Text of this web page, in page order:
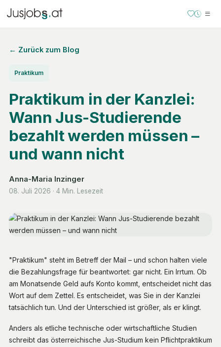
← Zurück zum Blog
Praktikum
Praktikum in der Kanzlei:
Wann Jus-Studierende
bezahlt werden müssen –
und wann nicht
Anna-Maria Inzinger
08. Juli 2026 · 4 Min. Lesezeit
"Praktikum" steht im Betreff der Mail – und schon halten viele
die Bezahlungsfrage für beantwortet: gar nicht. Ein Irrtum. Ob
am Monatsende Geld aufs Konto kommt, entscheidet nicht das
Wort auf dem Zettel. Es entscheidet, was Sie in der Kanzlei
tatsächlich tun. Und der Unterschied ist größer, als er klingt.
Anders als etliche technische oder wirtschaftliche Studien
schreibt das österreichische Jus-Studium kein Pflichtpraktikum